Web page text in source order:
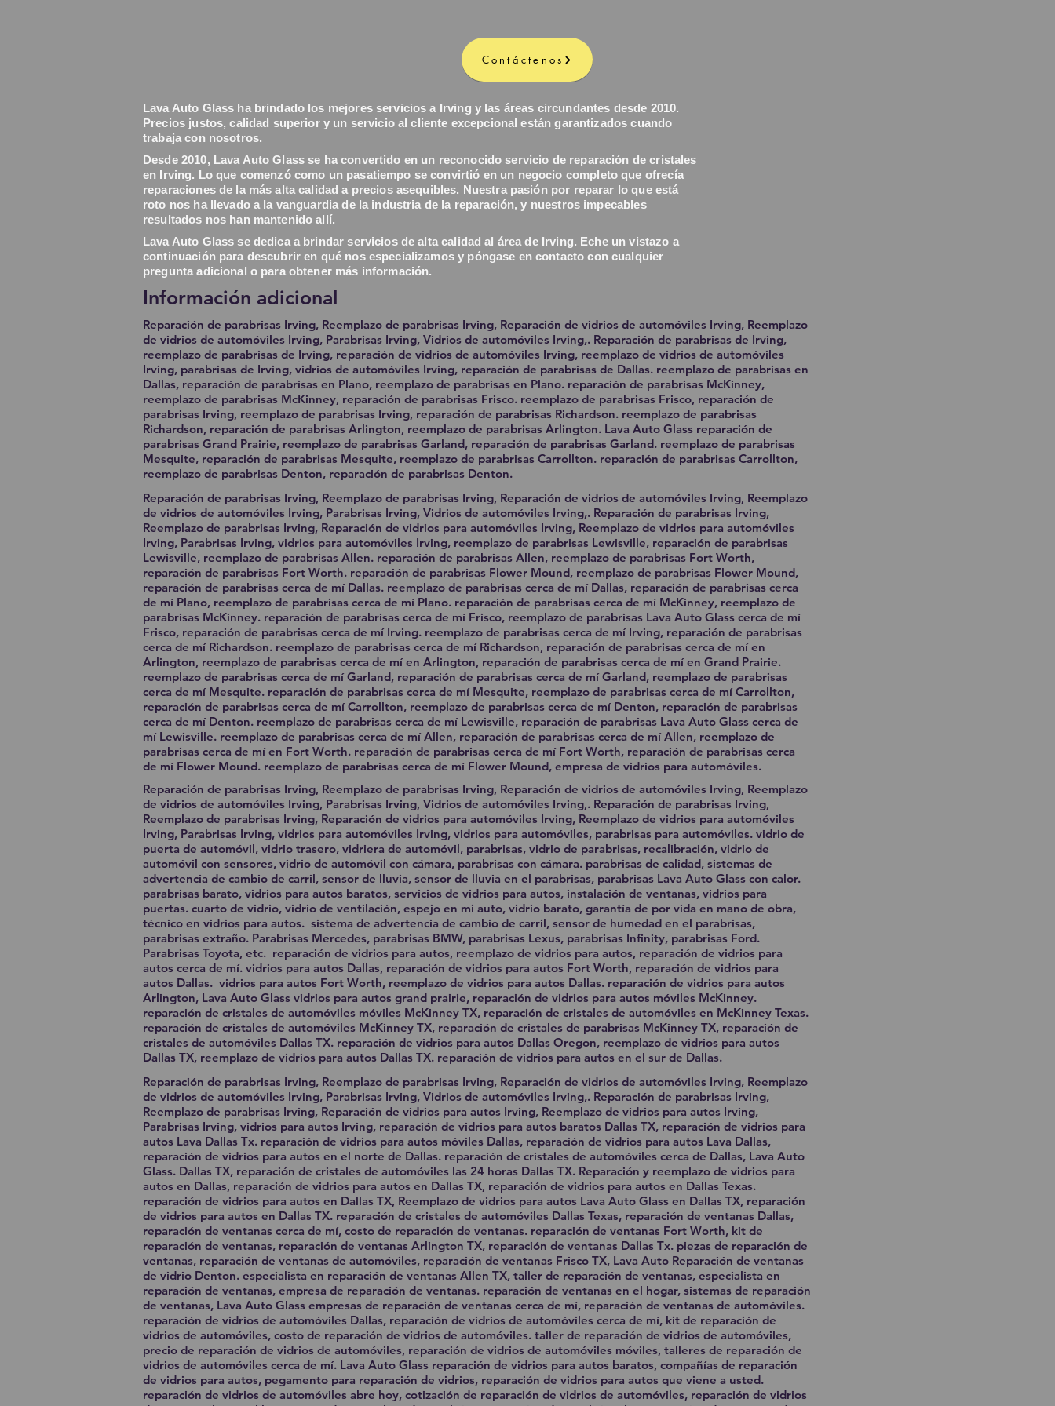
Contáctenos
Lava Auto Glass ha brindado los mejores servicios a Irving y las áreas circundantes desde 2010.
Precios justos, calidad superior y un servicio al cliente excepcional están garantizados cuando
trabaja con nosotros.
Desde 2010, Lava Auto Glass se ha convertido en un reconocido servicio de reparación de cristales
en Irving. Lo que comenzó como un pasatiempo se convirtió en un negocio completo que ofrecía
reparaciones de la más alta calidad a precios asequibles. Nuestra pasión por reparar lo que está
roto nos ha llevado a la vanguardia de la industria de la reparación, y nuestros impecables
resultados nos han mantenido allí.
Lava Auto Glass se dedica a brindar servicios de alta calidad al área de Irving. Eche un vistazo a
continuación para descubrir en qué nos especializamos y póngase en contacto con cualquier
pregunta adicional o para obtener más información.
Información adicional
Reparación de parabrisas Irving, Reemplazo de parabrisas Irving, Reparación de vidrios de automóviles Irving, Reemplazo
de vidrios de automóviles Irving, Parabrisas Irving, Vidrios de automóviles Irving,. Reparación de parabrisas de Irving,
reemplazo de parabrisas de Irving, reparación de vidrios de automóviles Irving, reemplazo de vidrios de automóviles
Irving, parabrisas de Irving, vidrios de automóviles Irving, reparación de parabrisas de Dallas. reemplazo de parabrisas en
Dallas, reparación de parabrisas en Plano, reemplazo de parabrisas en Plano. reparación de parabrisas McKinney,
reemplazo de parabrisas McKinney, reparación de parabrisas Frisco. reemplazo de parabrisas Frisco, reparación de
parabrisas Irving, reemplazo de parabrisas Irving, reparación de parabrisas Richardson. reemplazo de parabrisas
Richardson, reparación de parabrisas Arlington, reemplazo de parabrisas Arlington. Lava Auto Glass reparación de
parabrisas Grand Prairie, reemplazo de parabrisas Garland, reparación de parabrisas Garland. reemplazo de parabrisas
Mesquite, reparación de parabrisas Mesquite, reemplazo de parabrisas Carrollton. reparación de parabrisas Carrollton,
reemplazo de parabrisas Denton, reparación de parabrisas Denton.
Reparación de parabrisas Irving, Reemplazo de parabrisas Irving, Reparación de vidrios de automóviles Irving, Reemplazo
de vidrios de automóviles Irving, Parabrisas Irving, Vidrios de automóviles Irving,. Reparación de parabrisas Irving,
Reemplazo de parabrisas Irving, Reparación de vidrios para automóviles Irving, Reemplazo de vidrios para automóviles
Irving, Parabrisas Irving, vidrios para automóviles Irving, reemplazo de parabrisas Lewisville, reparación de parabrisas
Lewisville, reemplazo de parabrisas Allen. reparación de parabrisas Allen, reemplazo de parabrisas Fort Worth,
reparación de parabrisas Fort Worth. reparación de parabrisas Flower Mound, reemplazo de parabrisas Flower Mound,
reparación de parabrisas cerca de mí Dallas. reemplazo de parabrisas cerca de mí Dallas, reparación de parabrisas cerca
de mí Plano, reemplazo de parabrisas cerca de mí Plano. reparación de parabrisas cerca de mí McKinney, reemplazo de
parabrisas McKinney. reparación de parabrisas cerca de mí Frisco, reemplazo de parabrisas Lava Auto Glass cerca de mí
Frisco, reparación de parabrisas cerca de mí Irving. reemplazo de parabrisas cerca de mí Irving, reparación de parabrisas
cerca de mí Richardson. reemplazo de parabrisas cerca de mí Richardson, reparación de parabrisas cerca de mí en
Arlington, reemplazo de parabrisas cerca de mí en Arlington, reparación de parabrisas cerca de mí en Grand Prairie.
reemplazo de parabrisas cerca de mí Garland, reparación de parabrisas cerca de mí Garland, reemplazo de parabrisas
cerca de mí Mesquite. reparación de parabrisas cerca de mí Mesquite, reemplazo de parabrisas cerca de mí Carrollton,
reparación de parabrisas cerca de mí Carrollton, reemplazo de parabrisas cerca de mí Denton, reparación de parabrisas
cerca de mí Denton. reemplazo de parabrisas cerca de mí Lewisville, reparación de parabrisas Lava Auto Glass cerca de
mí Lewisville. reemplazo de parabrisas cerca de mí Allen, reparación de parabrisas cerca de mí Allen, reemplazo de
parabrisas cerca de mí en Fort Worth. reparación de parabrisas cerca de mí Fort Worth, reparación de parabrisas cerca
de mí Flower Mound. reemplazo de parabrisas cerca de mí Flower Mound, empresa de vidrios para automóviles.
Reparación de parabrisas Irving, Reemplazo de parabrisas Irving, Reparación de vidrios de automóviles Irving, Reemplazo
de vidrios de automóviles Irving, Parabrisas Irving, Vidrios de automóviles Irving,. Reparación de parabrisas Irving,
Reemplazo de parabrisas Irving, Reparación de vidrios para automóviles Irving, Reemplazo de vidrios para automóviles
Irving, Parabrisas Irving, vidrios para automóviles Irving, vidrios para automóviles, parabrisas para automóviles. vidrio de
puerta de automóvil, vidrio trasero, vidriera de automóvil, parabrisas, vidrio de parabrisas, recalibración, vidrio de
automóvil con sensores, vidrio de automóvil con cámara, parabrisas con cámara. parabrisas de calidad, sistemas de
advertencia de cambio de carril, sensor de lluvia, sensor de lluvia en el parabrisas, parabrisas Lava Auto Glass con calor.
parabrisas barato, vidrios para autos baratos, servicios de vidrios para autos, instalación de ventanas, vidrios para
puertas. cuarto de vidrio, vidrio de ventilación, espejo en mi auto, vidrio barato, garantía de por vida en mano de obra,
técnico en vidrios para autos. sistema de advertencia de cambio de carril, sensor de humedad en el parabrisas,
parabrisas extraño. Parabrisas Mercedes, parabrisas BMW, parabrisas Lexus, parabrisas Infinity, parabrisas Ford.
Parabrisas Toyota, etc. reparación de vidrios para autos, reemplazo de vidrios para autos, reparación de vidrios para
autos cerca de mí. vidrios para autos Dallas, reparación de vidrios para autos Fort Worth, reparación de vidrios para
autos Dallas. vidrios para autos Fort Worth, reemplazo de vidrios para autos Dallas. reparación de vidrios para autos
Arlington, Lava Auto Glass vidrios para autos grand prairie, reparación de vidrios para autos móviles McKinney.
reparación de cristales de automóviles móviles McKinney TX, reparación de cristales de automóviles en McKinney Texas.
reparación de cristales de automóviles McKinney TX, reparación de cristales de parabrisas McKinney TX, reparación de
cristales de automóviles Dallas TX. reparación de vidrios para autos Dallas Oregon, reemplazo de vidrios para autos
Dallas TX, reemplazo de vidrios para autos Dallas TX. reparación de vidrios para autos en el sur de Dallas.
Reparación de parabrisas Irving, Reemplazo de parabrisas Irving, Reparación de vidrios de automóviles Irving, Reemplazo
de vidrios de automóviles Irving, Parabrisas Irving, Vidrios de automóviles Irving,. Reparación de parabrisas Irving,
Reemplazo de parabrisas Irving, Reparación de vidrios para autos Irving, Reemplazo de vidrios para autos Irving,
Parabrisas Irving, vidrios para autos Irving, reparación de vidrios para autos baratos Dallas TX, reparación de vidrios para
autos Lava Dallas Tx. reparación de vidrios para autos móviles Dallas, reparación de vidrios para autos Lava Dallas,
reparación de vidrios para autos en el norte de Dallas. reparación de cristales de automóviles cerca de Dallas, Lava Auto
Glass. Dallas TX, reparación de cristales de automóviles las 24 horas Dallas TX. Reparación y reemplazo de vidrios para
autos en Dallas, reparación de vidrios para autos en Dallas TX, reparación de vidrios para autos en Dallas Texas.
reparación de vidrios para autos en Dallas TX, Reemplazo de vidrios para autos Lava Auto Glass en Dallas TX, reparación
de vidrios para autos en Dallas TX. reparación de cristales de automóviles Dallas Texas, reparación de ventanas Dallas,
reparación de ventanas cerca de mí, costo de reparación de ventanas. reparación de ventanas Fort Worth, kit de
reparación de ventanas, reparación de ventanas Arlington TX, reparación de ventanas Dallas Tx. piezas de reparación de
ventanas, reparación de ventanas de automóviles, reparación de ventanas Frisco TX, Lava Auto Reparación de ventanas
de vidrio Denton. especialista en reparación de ventanas Allen TX, taller de reparación de ventanas, especialista en
reparación de ventanas, empresa de reparación de ventanas. reparación de ventanas en el hogar, sistemas de reparación
de ventanas, Lava Auto Glass empresas de reparación de ventanas cerca de mí, reparación de ventanas de automóviles.
reparación de vidrios de automóviles Dallas, reparación de vidrios de automóviles cerca de mí, kit de reparación de
vidrios de automóviles, costo de reparación de vidrios de automóviles. taller de reparación de vidrios de automóviles,
precio de reparación de vidrios de automóviles, reparación de vidrios de automóviles móviles, talleres de reparación de
vidrios de automóviles cerca de mí. Lava Auto Glass reparación de vidrios para autos baratos, compañías de reparación
de vidrios para autos, pegamento para reparación de vidrios, reparación de vidrios para autos que viene a usted.
reparación de vidrios de automóviles abre hoy, cotización de reparación de vidrios de automóviles, reparación de vidrios